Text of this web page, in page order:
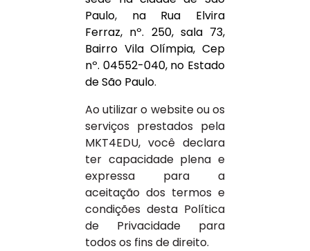
Paulo, na Rua Elvira
Ferraz, nº. 250, sala 73,
Bairro Vila Olímpia, Cep
nº. 04552-040, no Estado
de São Paulo.
Ao utilizar o website ou os
serviços prestados pela
MKT4EDU, você declara
ter capacidade plena e
expressa para a
aceitação dos termos e
condições desta Política
de Privacidade para
todos os fins de direito.